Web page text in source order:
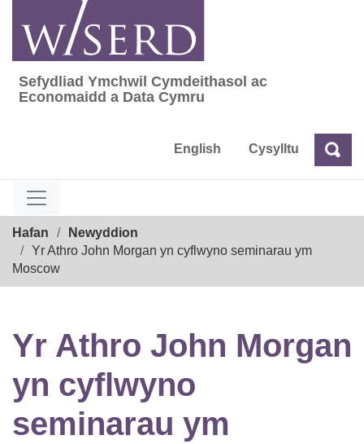
content
Sefydliad Ymchwil Cymdeithasol ac
Sefydliad Ymchwil Cymdeithasol ac
Economaidd a Data Cymru
English Cysylltu Chwilio
Hafan
Newyddion
Yr Athro John Morgan yn cyflwyno seminarau ym
Moscow
Yr Athro John Morgan
yn cyflwyno
seminarau ym